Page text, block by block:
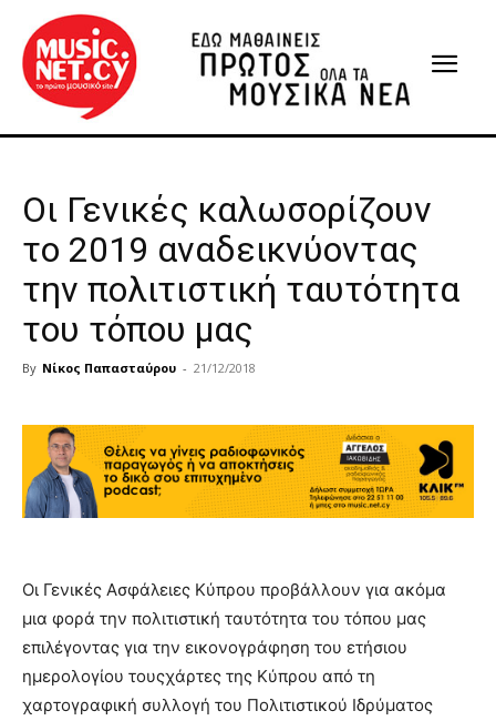
Οι Γενικές καλωσορίζουν
το 2019 αναδεικνύοντας
την πολιτιστική ταυτότητα
του τόπου μας
By Νίκος Παπασταύρου - 21/12/2018
Οι Γενικές Ασφάλειες Κύπρου προβάλλουν για ακόμα
μια φορά την πολιτιστική ταυτότητα του τόπου μας
επιλέγοντας για την εικονογράφηση του ετήσιου
ημερολογίου τουςχάρτες της Κύπρου από τη
χαρτογραφική συλλογή του Πολιτιστικού Ιδρύματος